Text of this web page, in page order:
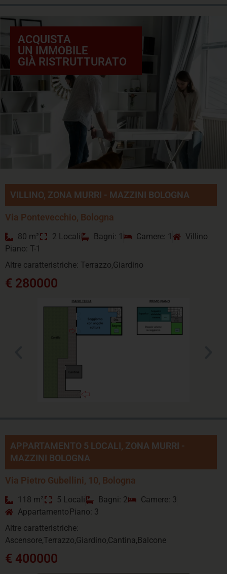
ACQUISTA
UN IMMOBILE
GIÀ RISTRUTTURATO
VILLINO, ZONA MURRI - MAZZINI BOLOGNA
Via Pontevecchio, Bologna
80 m² 2 Locali Bagni: 1 Camere: 1
Villino
Piano: T-1
Altre caratteristriche: Terrazzo,Giardino
€ 280000
APPARTAMENTO 5 LOCALI, ZONA MURRI -
MAZZINI BOLOGNA
Via Pietro Gubellini, 10, Bologna
118 m² 5 Locali Bagni: 2
Camere: 3
Appartamento Piano: 3
Altre caratteristriche:
Ascensore,Terrazzo,Giardino,Cantina,Balcone
€ 400000